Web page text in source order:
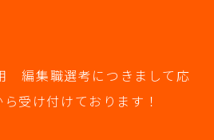
編集職選考につきまして応
受け付けております！